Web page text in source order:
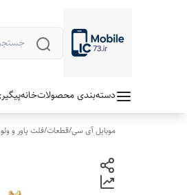
دسته‌بندی محصولاتخانه
موبایل آی سی/قطعات/فلت پاور و